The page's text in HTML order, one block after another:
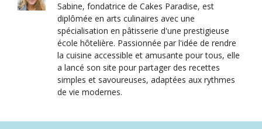
Sabine, fondatrice de Cakes Paradise, est
diplômée en arts culinaires avec une
spécialisation en pâtisserie d'une prestigieuse
école hôtelière. Passionnée par l'idée de rendre
la cuisine accessible et amusante pour tous, elle
a lancé son site pour partager des recettes
simples et savoureuses, adaptées aux rythmes
de vie modernes.